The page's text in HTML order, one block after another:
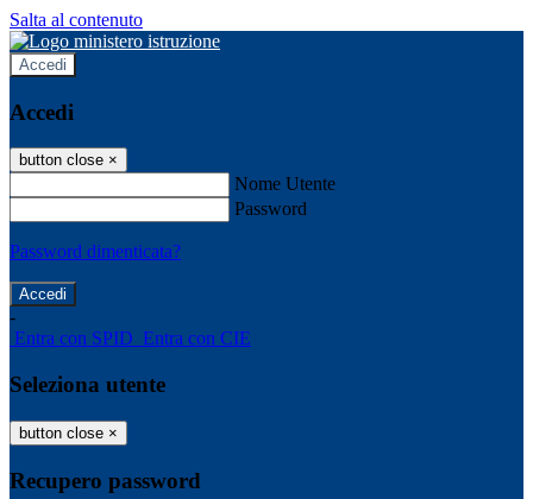
Salta al contenuto
Accedi
Accedi
button close ×
Nome Utente
Password
Password dimenticata?
-
Entra con SPID Entra con CIE
Seleziona utente
button close ×
Recupero password